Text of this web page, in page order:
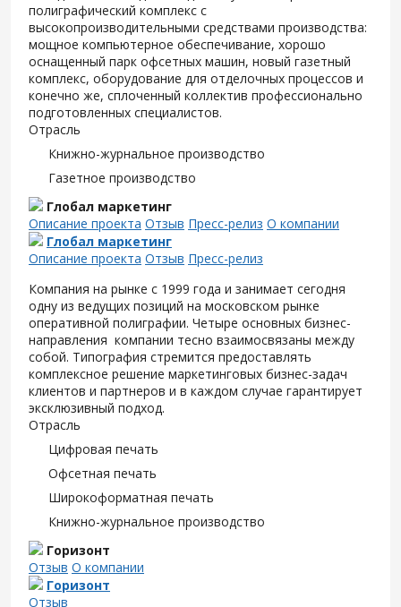
полиграфический комплекс с
высокопроизводительными средствами производства:
мощное компьютерное обеспечивание, хорошо
оснащенный парк офсетных машин, новый газетный
комплекс, оборудование для отделочных процессов и
конечно же, сплоченный коллектив профессионально
подготовленных специалистов.
Отрасль
Книжно-журнальное производство
Газетное производство
Глобал маркетинг
Описание проекта Отзыв Пресс-релиз О компании
Глобал маркетинг
Описание проекта Отзыв Пресс-релиз
Компания на рынке с 1999 года и занимает сегодня
одну из ведущих позиций на московском рынке
оперативной полиграфии. Четыре основных бизнес-
направления компании тесно взаимосвязаны между
собой. Типография стремится предоставлять
комплексное решение маркетинговых бизнес-задач
клиентов и партнеров и в каждом случае гарантирует
эксклюзивный подход.
Отрасль
Цифровая печать
Офсетная печать
Широкоформатная печать
Книжно-журнальное производство
Горизонт
Отзыв О компании
Горизонт
Отзыв